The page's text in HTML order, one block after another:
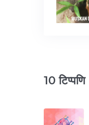
10 टिप्पणि